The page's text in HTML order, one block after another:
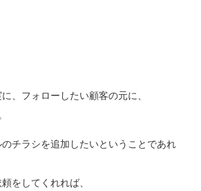
、フォローしたい顧客の元に、
チラシを追加したいということであれ
をしてくれれば、